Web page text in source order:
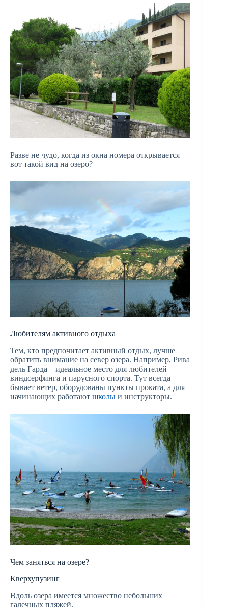
Разве не чудо, когда из окна номера открывается
вот такой вид на озеро?
Любителям активного отдыха
Тем, кто предпочитает активный отдых, лучше
обратить внимание на север озера. Например, Рива
дель Гарда – идеальное место для любителей
виндсерфинга и парусного спорта. Тут всегда
бывает ветер, оборудованы пункты проката, а для
начинающих работают школы и инструкторы.
Чем заняться на озере?
Кверхупузинг
Вдоль озера имеется множество небольших
галечных пляжей.